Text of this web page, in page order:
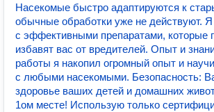
Насекомые быстро адаптируются к
обычные обработки уже не действуют.
с эффективными препаратами, которые
избавят вас от вредителей. Опыт и
работы я накопил огромный опыт и
с любыми насекомыми. Безопасность:
здоровье ваших детей и домашних
1ом месте! Использую только